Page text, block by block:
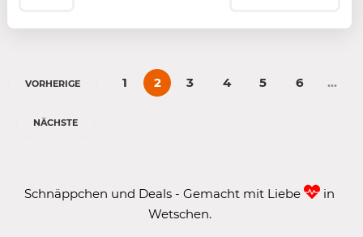
VORHERIGE 1 2 3 4 5 6 …
NÄCHSTE
Schnäppchen und Deals - Gemacht mit Liebe
in
Wetschen.